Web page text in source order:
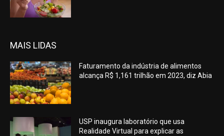
MAIS LIDAS
Faturamento da indústria de alimentos
alcança R$ 1,161 trilhão em 2023, diz Abia
USP inaugura laboratório que usa
Realidade Virtual para explicar as